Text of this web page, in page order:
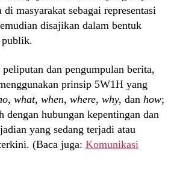
di masyarakat sebagai representasi
disajikan dalam bentuk
publik.
dan pengumpulan berita,
prinsip 5W1H yang
what, when, where, why, dan how;
dengan hubungan kepentingan dan
yang sedang terjadi atau
(Baca juga: Komunikasi